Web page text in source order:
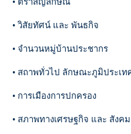
• วิสัยทัศน์ และ พันธกิจ
• จำนวนหมู่บ้านประชากร
• สถาพทั่วไป ลักษณะภูมิประเท
• การเมืองการปกครอง
• สภาพทางเศรษฐกิจ และ สังคม